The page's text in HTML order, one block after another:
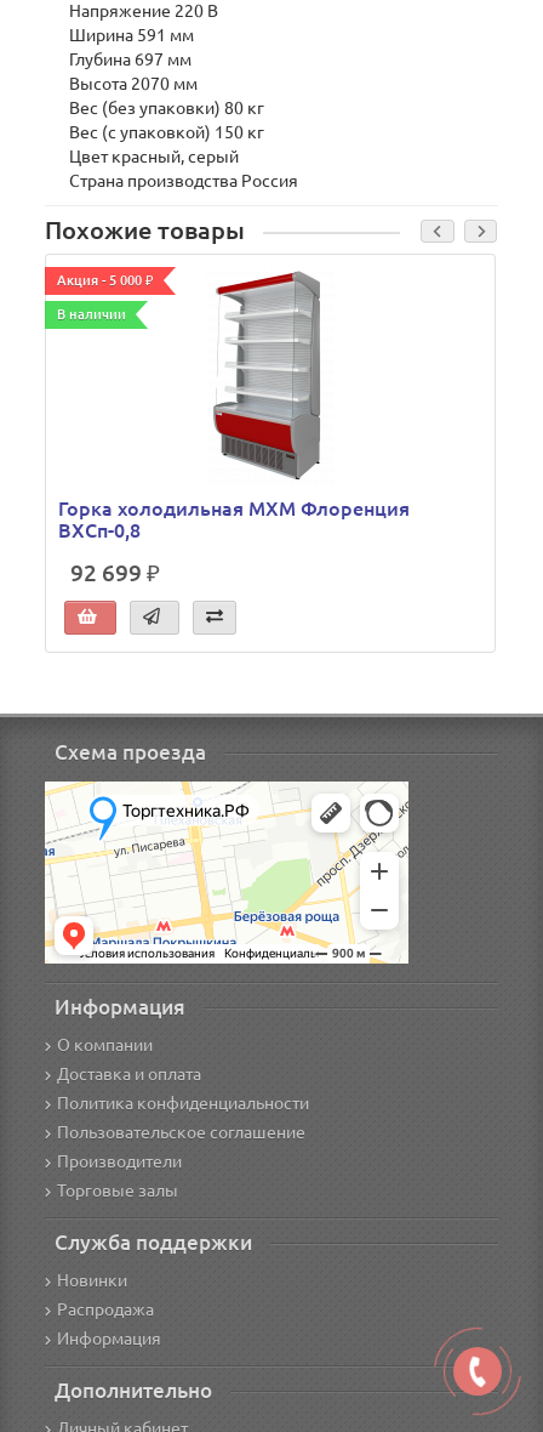
Напряжение 220 В
Ширина 591 мм
Глубина 697 мм
Высота 2070 мм
Вес (без упаковки) 80 кг
Вес (с упаковкой) 150 кг
Цвет красный, серый
Страна производства Россия
Похожие товары
Акция - 5 000 ₽
В наличии
Горка холодильная МХМ Флоренция
ВХСп-0,8
92 699 ₽
Схема проезда
Информация
О компании
Доставка и оплата
Политика конфиденциальности
Пользовательское соглашение
Производители
Торговые залы
Служба поддержки
Новинки
Распродажа
Информация
Дополнительно